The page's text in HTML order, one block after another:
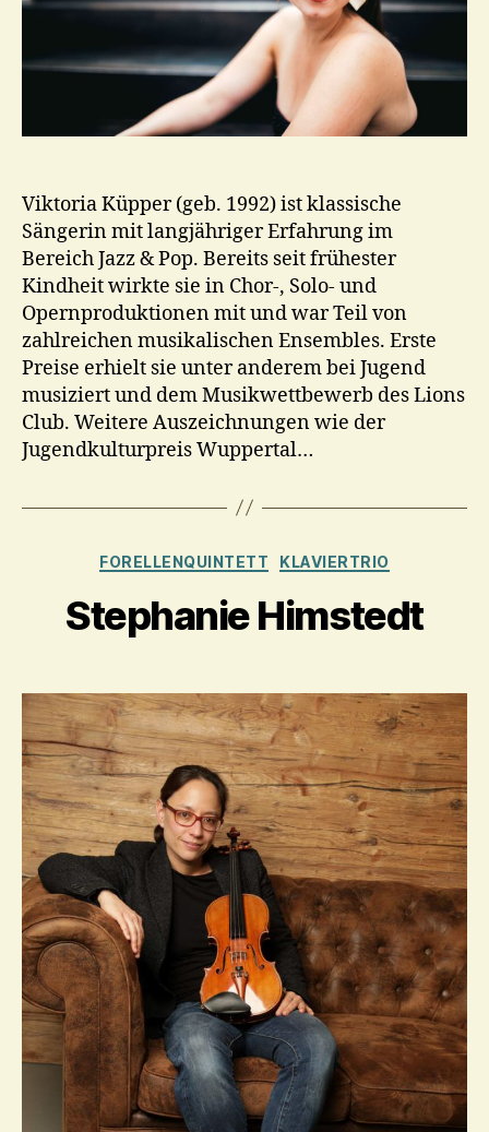
Viktoria Küpper (geb. 1992) ist klassische
Sängerin mit langjähriger Erfahrung im
Bereich Jazz & Pop. Bereits seit frühester
Kindheit wirkte sie in Chor-, Solo- und
Opernproduktionen mit und war Teil von
zahlreichen musikalischen Ensembles. Erste
Preise erhielt sie unter anderem bei Jugend
musiziert und dem Musikwettbewerb des Lions
Club. Weitere Auszeichnungen wie der
Jugendkulturpreis Wuppertal…
Kategorien
FORELLENQUINTETT KLAVIERTRIO
Stephanie Himstedt